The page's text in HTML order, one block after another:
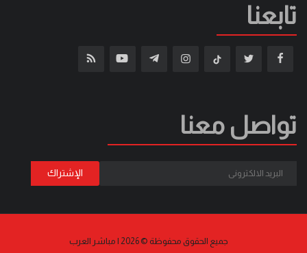
تابعنا
تواصل معنا
جميع الحقوق محفوظة © 2026 | مباشر العرب